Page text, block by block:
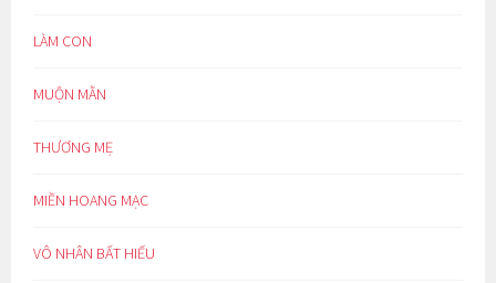
LÀM CON
MUỘN MẰN
THƯƠNG MẸ
MIỀN HOANG MẠC
VÔ NHÂN BẤT HIẾU